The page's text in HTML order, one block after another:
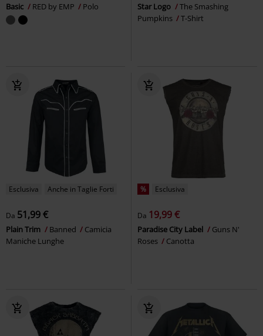
Basic RED by EMP Polo Star Logo
The Smashing
Pumpkins
T-Shirt
Esclusiva Anche in Taglie Forti
Da 51,99 €
Plain Trim Banned
Camicia
Maniche Lunghe
% Esclusiva
Da 19,99 €
Paradise City Label
Guns N'
Roses
Canotta